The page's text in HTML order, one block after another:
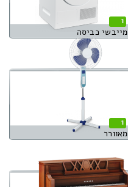
1
מייבשי כביסה
1
מאוורר